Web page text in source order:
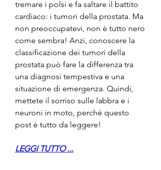
tremare i polsi e fa saltare il battito
cardiaco: i tumori della prostata. Ma
non preoccupatevi, non è tutto nero
come sembra! Anzi, conoscere la
classificazione dei tumori della
prostata può fare la differenza tra
una diagnosi tempestiva e una
situazione di emergenza. Quindi,
mettete il sorriso sulle labbra e i
neuroni in moto, perché questo
post è tutto da leggere!
LEGGI TUTTO ...